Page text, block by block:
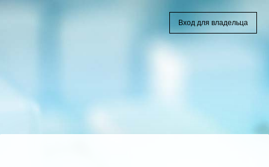
Вход для владельца